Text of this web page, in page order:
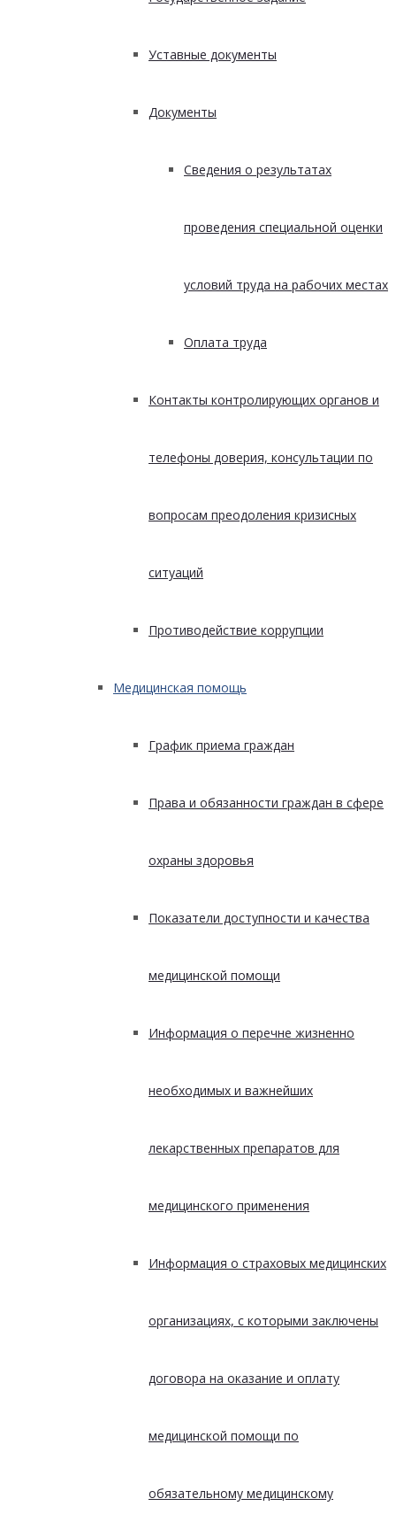
Уставные документы
Документы
Сведения о результатах
проведения специальной оценки
условий труда на рабочих местах
Оплата труда
Контакты контролирующих органов и
телефоны доверия, консультации по
вопросам преодоления кризисных
ситуаций
Противодействие коррупции
Медицинская помощь
График приема граждан
Права и обязанности граждан в сфере
охраны здоровья
Показатели доступности и качества
медицинской помощи
Информация о перечне жизненно
необходимых и важнейших
лекарственных препаратов для
медицинского применения
Информация о страховых медицинских
организациях, с которыми заключены
договора на оказание и оплату
медицинской помощи по
обязательному медицинскому